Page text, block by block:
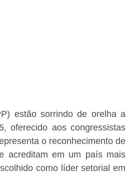
estão sorrindo de orelha a
oferecido aos congressistas
o reconhecimento de
acreditam em um país mais
como líder setorial em